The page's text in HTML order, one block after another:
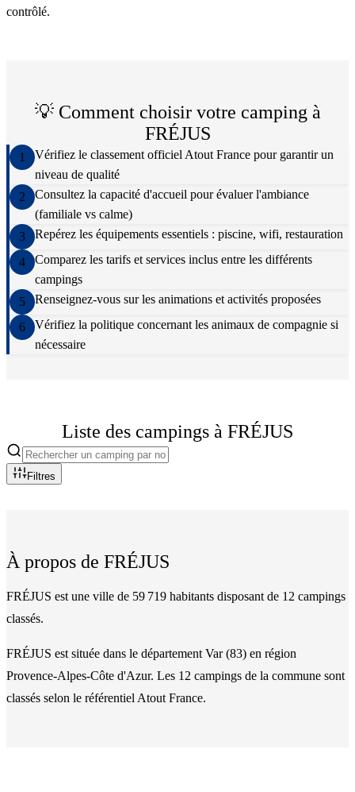
contrôlé.
💡 Comment choisir votre camping à
FRÉJUS
1
Vérifiez le classement officiel Atout France pour garantir un
niveau de qualité
2
Consultez la capacité d'accueil pour évaluer l'ambiance
(familiale vs calme)
3
Repérez les équipements essentiels : piscine, wifi, restauration
4
Comparez les tarifs et services inclus entre les différents
campings
5
Renseignez-vous sur les animations et activités proposées
6
Vérifiez la politique concernant les animaux de compagnie si
nécessaire
Liste des campings à FRÉJUS
Filtres
À propos de FRÉJUS
FRÉJUS est une ville de 59 719 habitants disposant de 12 campings
classés.
FRÉJUS est située dans le département Var(83) en région
Provence-Alpes-Côte d'Azur. Les 12 campings de la commune sont
classés selon le référentiel Atout France.